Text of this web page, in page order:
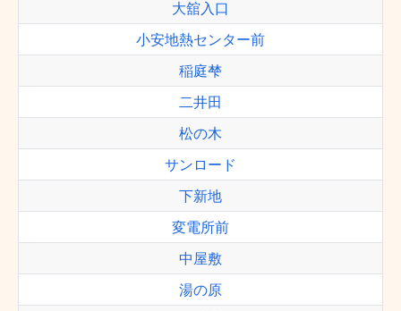
大舘入口
小安地熱センター前
稲庭梺
二井田
松の木
サンロード
下新地
変電所前
中屋敷
湯の原